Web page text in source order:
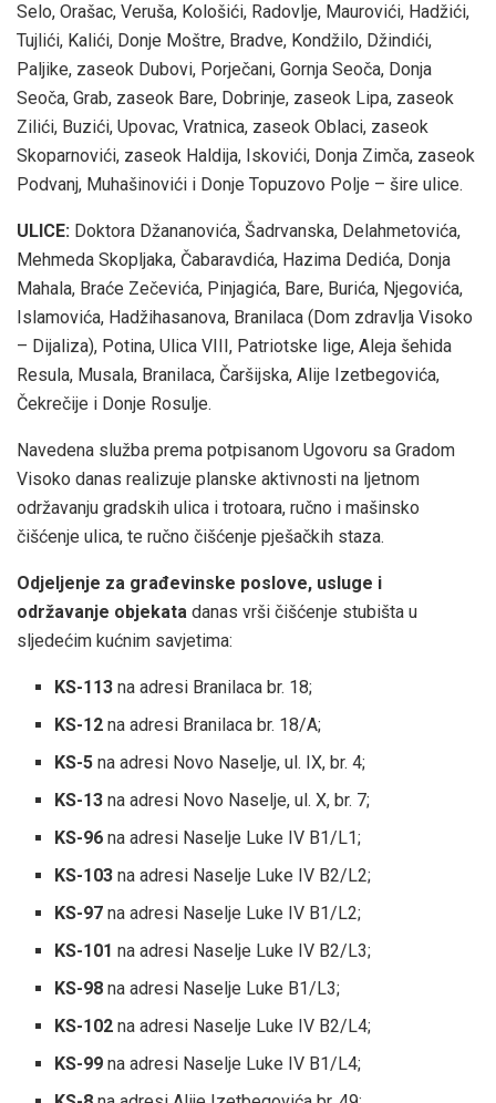
Selo, Orašac, Veruša, Kološići, Radovlje, Maurovići, Hadžići,
Tujlići, Kalići, Donje Moštre, Bradve, Kondžilo, Džindići,
Paljike, zaseok Dubovi, Porječani, Gornja Seoča, Donja
Seoča, Grab, zaseok Bare, Dobrinje, zaseok Lipa, zaseok
Zilići, Buzići, Upovac, Vratnica, zaseok Oblaci, zaseok
Skoparnovići, zaseok Haldija, Iskovići, Donja Zimča, zaseok
Podvanj, Muhašinovići i Donje Topuzovo Polje – šire ulice.
ULICE: Doktora Džananovića, Šadrvanska, Delahmetovića,
Mehmeda Skopljaka, Čabaravdića, Hazima Dedića, Donja
Mahala, Braće Zečevića, Pinjagića, Bare, Burića, Njegovića,
Islamovića, Hadžihasanova, Branilaca (Dom zdravlja Visoko
– Dijaliza), Potina, Ulica VIII, Patriotske lige, Aleja šehida
Resula, Musala, Branilaca, Čaršijska, Alije Izetbegovića,
Čekrečije i Donje Rosulje.
Navedena služba prema potpisanom Ugovoru sa Gradom
Visoko danas realizuje planske aktivnosti na ljetnom
održavanju gradskih ulica i trotoara, ručno i mašinsko
čišćenje ulica, te ručno čišćenje pješačkih staza.
Odjeljenje za građevinske poslove, usluge i
održavanje objekata danas vrši čišćenje stubišta u
sljedećim kućnim savjetima:
KS-113na adresi Branilaca br. 18;
KS-12na adresi Branilaca br. 18/A;
KS-5na adresi Novo Naselje, ul. IX, br. 4;
KS-13na adresi Novo Naselje, ul. X, br. 7;
KS-96na adresi Naselje Luke IV B1/L1;
KS-103na adresi Naselje Luke IV B2/L2;
KS-97na adresi Naselje Luke IV B1/L2;
KS-101na adresi Naselje Luke IV B2/L3;
KS-98na adresi Naselje Luke B1/L3;
KS-102na adresi Naselje Luke IV B2/L4;
KS-99na adresi Naselje Luke IV B1/L4;